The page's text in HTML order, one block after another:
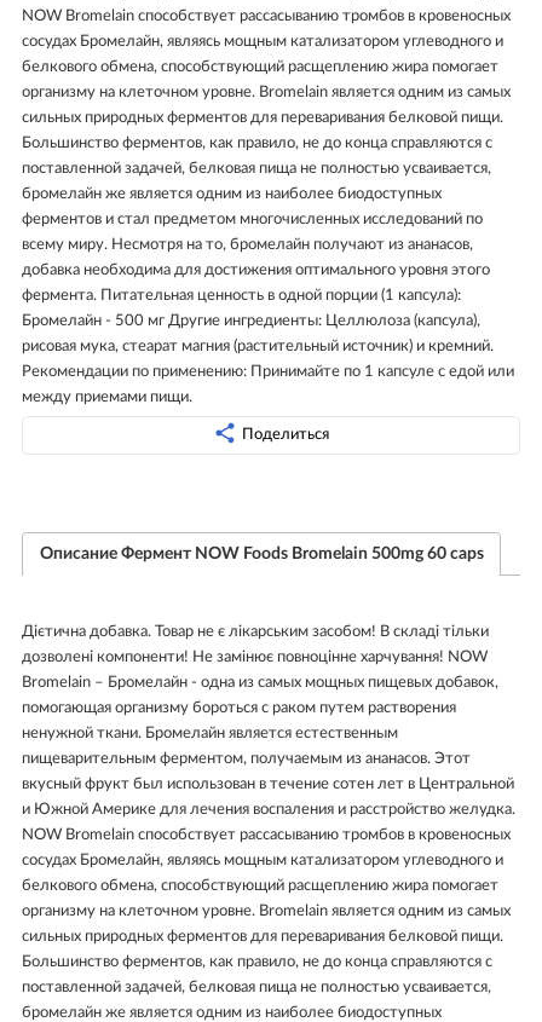
NOW Bromelain способствует рассасыванию тромбов в кровеносных
сосудах Бромелайн, являясь мощным катализатором углеводного и
белкового обмена, способствующий расщеплению жира помогает
организму на клеточном уровне. Bromelain является одним из самых
сильных природных ферментов для переваривания белковой пищи.
Большинство ферментов, как правило, не до конца справляются с
поставленной задачей, белковая пища не полностью усваивается,
бромелайн же является одним из наиболее биодоступных
ферментов и стал предметом многочисленных исследований по
всему миру. Несмотря на то, бромелайн получают из ананасов,
добавка необходима для достижения оптимального уровня этого
фермента. Питательная ценность в одной порции (1 капсула):
Бромелайн - 500 мг Другие ингредиенты: Целлюлоза (капсула),
рисовая мука, стеарат магния (растительный источник) и кремний.
Рекомендации по применению: Принимайте по 1 капсуле с едой или
между приемами пищи.
Поделиться
Описание Фермент NOW Foods Bromelain 500mg 60 caps
Дієтична добавка. Товар не є лікарським засобом! В складі тільки
дозволені компоненти! Не замінює повноцінне харчування! NOW
Bromelain – Бромелайн - одна из самых мощных пищевых добавок,
помогающая организму бороться с раком путем растворения
ненужной ткани. Бромелайн является естественным
пищеварительным ферментом, получаемым из ананасов. Этот
вкусный фрукт был использован в течение сотен лет в Центральной
и Южной Америке для лечения воспаления и расстройство желудка.
NOW Bromelain способствует рассасыванию тромбов в кровеносных
сосудах Бромелайн, являясь мощным катализатором углеводного и
белкового обмена, способствующий расщеплению жира помогает
организму на клеточном уровне. Bromelain является одним из самых
сильных природных ферментов для переваривания белковой пищи.
Большинство ферментов, как правило, не до конца справляются с
поставленной задачей, белковая пища не полностью усваивается,
бромелайн же является одним из наиболее биодоступных